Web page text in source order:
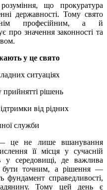
що прокуратура
державності. Тому свято
професійним, а й
про значення законності та
у це свято
ситуаціях
прийнятті рішень
від рідних
служби
це не лише вшанування
її місця у сучасній
у середовищі, де важлива
бути точним, а рішення —
справедливості,
Тому цей день є